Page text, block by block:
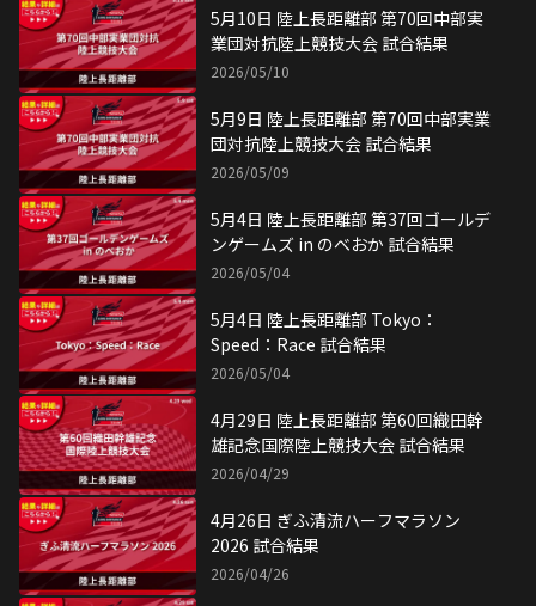
5月10日 陸上長距離部 第70回中部実
業団対抗陸上競技大会 試合結果
2026/05/10
5月9日 陸上長距離部 第70回中部実業
団対抗陸上競技大会 試合結果
2026/05/09
5月4日 陸上長距離部 第37回ゴールデ
ンゲームズ in のべおか 試合結果
2026/05/04
5月4日 陸上長距離部 Tokyo：
Speed：Race 試合結果
2026/05/04
4月29日 陸上長距離部 第60回織田幹
雄記念国際陸上競技大会 試合結果
2026/04/29
4月26日 ぎふ清流ハーフマラソン
2026 試合結果
2026/04/26